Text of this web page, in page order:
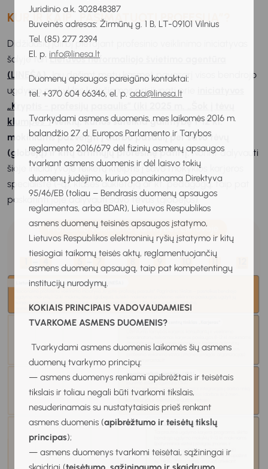
Juridinio a.k. 302848387
Buveinės adresas: Žirmūnų g. 1 B, LT-09101 Vilnius
Tel. (85) 277 2394
El. p. info@linesa.lt
Duomenų apsaugos pareigūno kontaktai:
tel. +370 604 66346, el. p. ada@linesa.lt
Tvarkydami asmens duomenis, mes laikomės 2016 m.
balandžio 27 d. Europos Parlamento ir Tarybos
reglamento 2016/679 dėl fizinių asmenų apsaugos
tvarkant asmens duomenis ir dėl laisvo tokių
duomenų judėjimo, kuriuo panaikinama Direktyva
95/46/EB (toliau – Bendrasis duomenų apsaugos
reglamentas, arba BDAR), Lietuvos Respublikos
asmens duomenų teisinės apsaugos įstatymo,
Lietuvos Respublikos elektroninių ryšių įstatymo ir kitų
tiesiogiai taikomų teisės aktų, reglamentuojančių
asmens duomenų apsaugą, taip pat kompetentingų
institucijų nurodymų.
KOKIAIS PRINCIPAIS VADOVAUDAMIESI
TVARKOME ASMENS DUOMENIS?
Tvarkydami asmens duomenis laikomės šių asmens
duomenų tvarkymo principų:
— asmens duomenys renkami apibrėžtais ir teisėtais
tikslais ir toliau negali būti tvarkomi tikslais,
nesuderinamais su nustatytaisiais prieš renkant
asmens duomenis (apibrėžtumo ir teisėtų tikslų
principas);
— asmens duomenys tvarkomi teisėtai, sąžiningai ir
KUR IR KAIP „PASIMATUOTI PROFESIJĄ”?
Didžiausią įdirbį plėtojant profesinio veiklinimo iniciatyvas
šalyje turiLietuvos neformaliojo švietimo agentūra
(LINEŠA). Jau dešimt metų kasmet pavasarį visos bendrojo
ugdymo mokyklos kviečiamos prisijungti prie
„Kryptis - profesijų pasaulis” (iki 2025 m. „Šok į tėvų
klumpes“)veiklų, kurios suteikia galimybę 1-12 kl.
mokiniams pažvelgti į darbo pasaulį per savo tėvų
(globėjų) ir kitų artimųjų profesinę patirtį.Norint dalyvauti
šioje iniciatyvoje reikėtų kreiptis į savo mokyklos karjeros
specialistę (-ą), klasės auklėtoją ar kt. pedagogą, taip pat
paskatinti joje dalyvauti savo tėvus (globėjus).